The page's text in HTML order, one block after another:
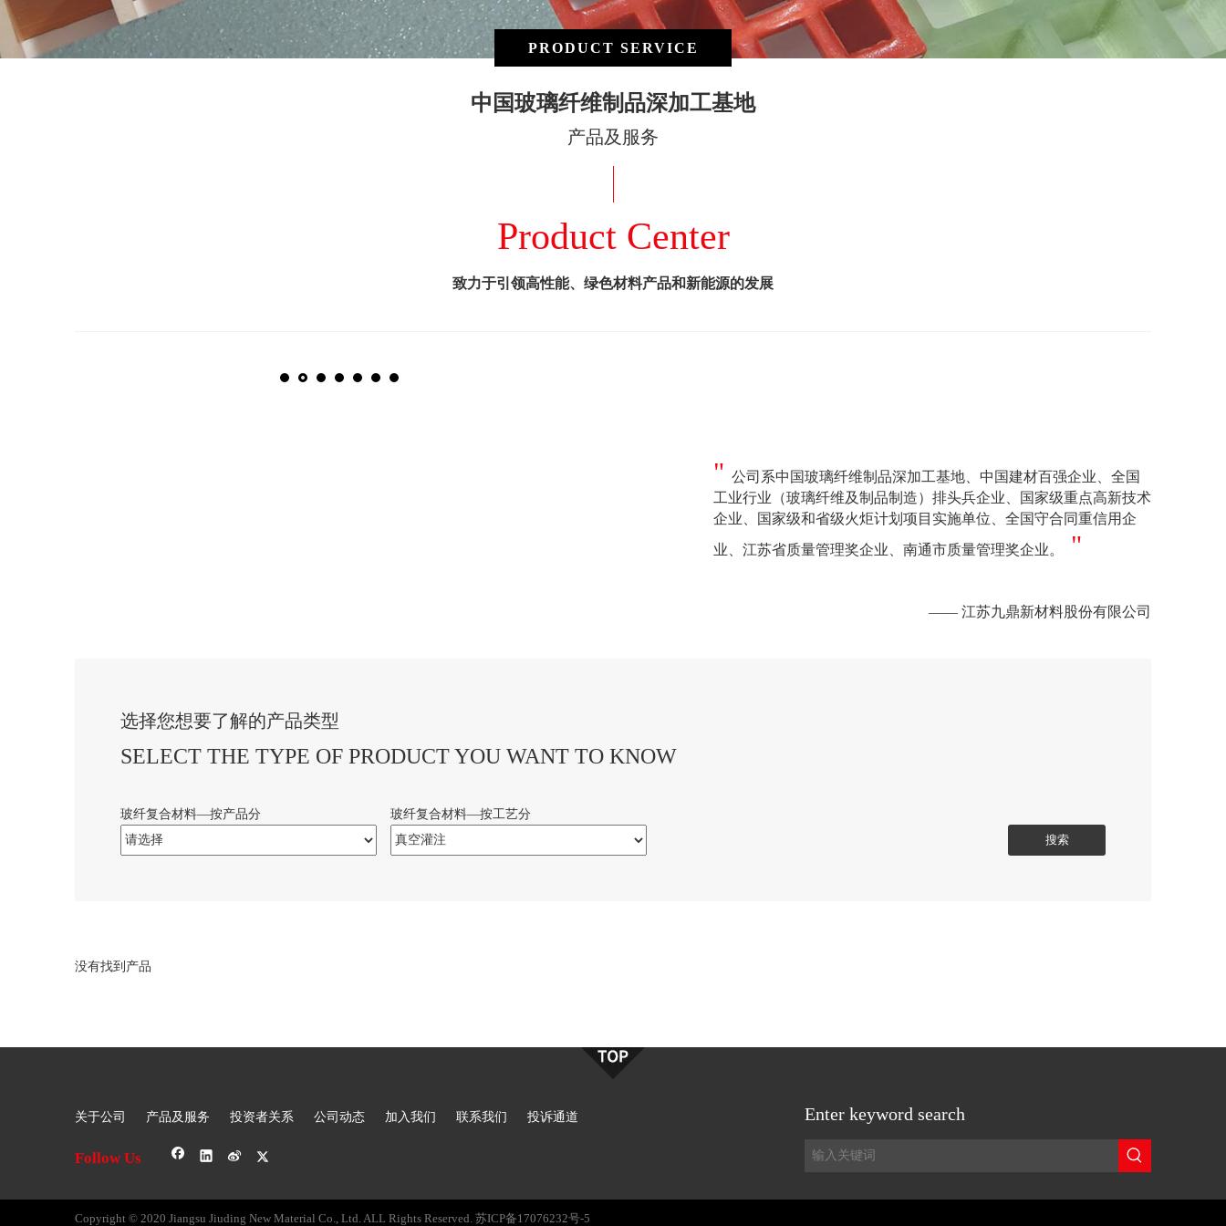
PRODUCT SERVICE
中国玻璃纤维制品深加工基地
产品及服务
Product Center
致力于引领高性能、绿色材料产品和新能源的发展
" 公司系中国玻璃纤维制品深加工基地、中国建材百强企业、全国
工业行业（玻璃纤维及制品制造）排头兵企业、国家级重点高新技术
企业、国家级和省级火炬计划项目实施单位、全国守合同重信用企
业、江苏省质量管理奖企业、南通市质量管理奖企业。
"
—— 江苏九鼎新材料股份有限公司
选择您想要了解的产品类型
SELECT THE TYPE OF PRODUCT YOU WANT TO KNOW
玻纤复合材料—按产品分
玻纤复合材料—按工艺分
搜索
没有找到产品
关于公司 产品及服务 投资者关系 公司动态 加入我们 联系我们 投诉通道
Follow Us
Enter keyword search
Copyright © 2020 Jiangsu Jiuding New Material Co., Ltd. ALL Rights Reserved. 苏ICP备17076232号-5